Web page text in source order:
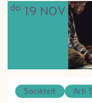
do 19 NOV
Sociëteit Arti